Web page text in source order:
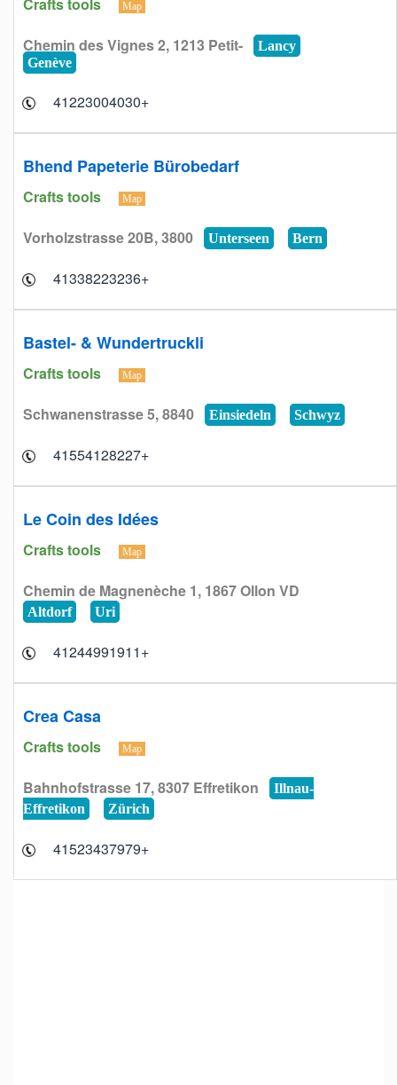
Map
Chemin des Vignes 2, 1213 Petit-
Lancy
Genève
+41223004030
Bhend Papeterie Bürobedarf
Crafts tools Map
Vorholzstrasse 20B, 3800 Unterseen Bern
+41338223236
Bastel- & Wundertruckli
Crafts tools Map
Schwanenstrasse 5, 8840 Einsiedeln Schwyz
+41554128227
Le Coin des Idées
Crafts tools Map
Chemin de Magnenèche 1, 1867 Ollon VD
Altdorf Uri
+41244991911
Crea Casa
Crafts tools Map
Bahnhofstrasse 17, 8307 Effretikon
Illnau-
Effretikon
Zürich
+41523437979